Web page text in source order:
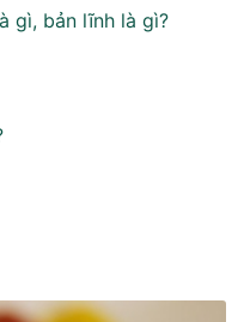
gì, bản lĩnh là gì?